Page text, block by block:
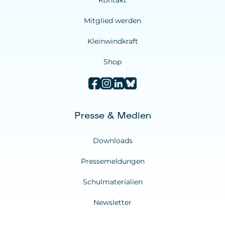
Mitglied werden
Kleinwindkraft
Shop
Presse & Medien
Downloads
Pressemeldungen
Schulmaterialien
Newsletter